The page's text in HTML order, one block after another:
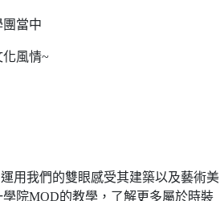
當中
風情~
用我們的雙眼感受其建築以及藝術美
院MOD的教學，了解更多屬於時裝